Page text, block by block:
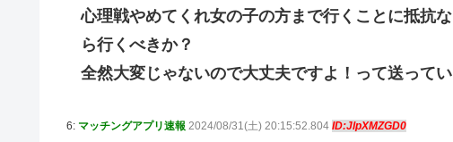
心理戦やめてくれ女の子の方まで行くことに抵抗
ら行くべきか？
全然大変じゃないので大丈夫ですよ！って送ってい
6: マッチングアプリ速報 2024/08/31(土) 20:15:52.804 ID:JlpXMZGD0